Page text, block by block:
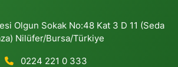
Olgun Sokak No:48 Kat 3 D 11 (Seda
Nilüfer/Bursa/Türkiye
0224 221 0 333